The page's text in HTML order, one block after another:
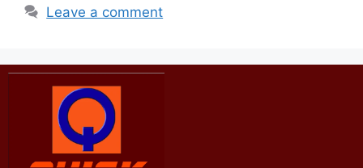
Leave a comment